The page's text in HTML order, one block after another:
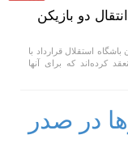
دو بازیکن
باشگاه استقلال قرارداد با
کرده‌اند که برای آنها
در صدر